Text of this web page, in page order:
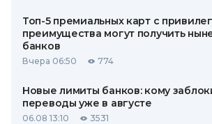
Топ-5 премиальных карт с
преимущества могут получить
банков
Вчера 06:50 774
Новые лимиты банков: кому
переводы уже в августе
06.08 13:10 3531